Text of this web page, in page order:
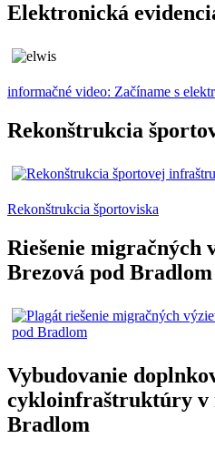
Elektronická
informačné video: Začíname s
Rekonštrukcia
Rekonštrukcia športoviska
Riešenie migračných
Brezová pod Bradlom
Vybudovanie
cykloinfraštruktúry v
Bradlom